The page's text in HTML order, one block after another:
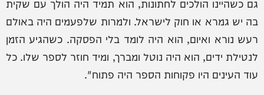
בה יש גמרא או חוק לישראל. ולמרות שלפעמים היה באולם
רעש נורא ואיום, הוא היה לומד בלי הפסקה. כשהגיע הזמן
לנטילת ידים, הוא היה נוטל ומברך, ומיד חוזר לספר שלו. כל
עוד העינים היו פקוחות הספר היה פתוח".